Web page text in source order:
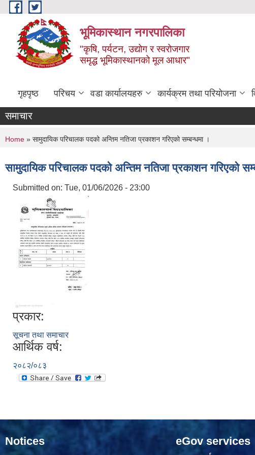
Skip to main content
भूमिकास्थान नगरपालिका
"कृषि, पर्यटन, उद्योग र स्वरोजगार
समृद्ध भूमिकास्थानको मूल आधार"
गृहपृष्ठ परिचय वडा कार्यालयहरु कार्यक्रम तथा परियोजना
समाचार
You are here
Home » सामुदायिक परिचालक पदको अन्तिम नतिजा प्रकाशन गरिएको सम्बन्धमा ।
सामुदायिक परिचालक पदको अन्तिम नतिजा प्रकाशन गरिएको
Submitted on: Tue, 01/06/2026 - 23:00
प्रकार:
सूचना तथा समाचार
आर्थिक वर्ष:
२०८२/०८३
Notices eGov services